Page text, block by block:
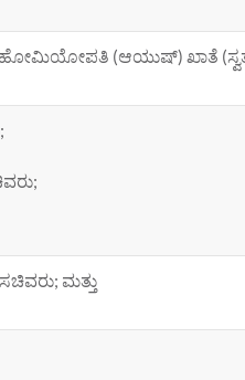
(ಆಯುಷ್) ಖಾತೆ
ಮತ್ತು